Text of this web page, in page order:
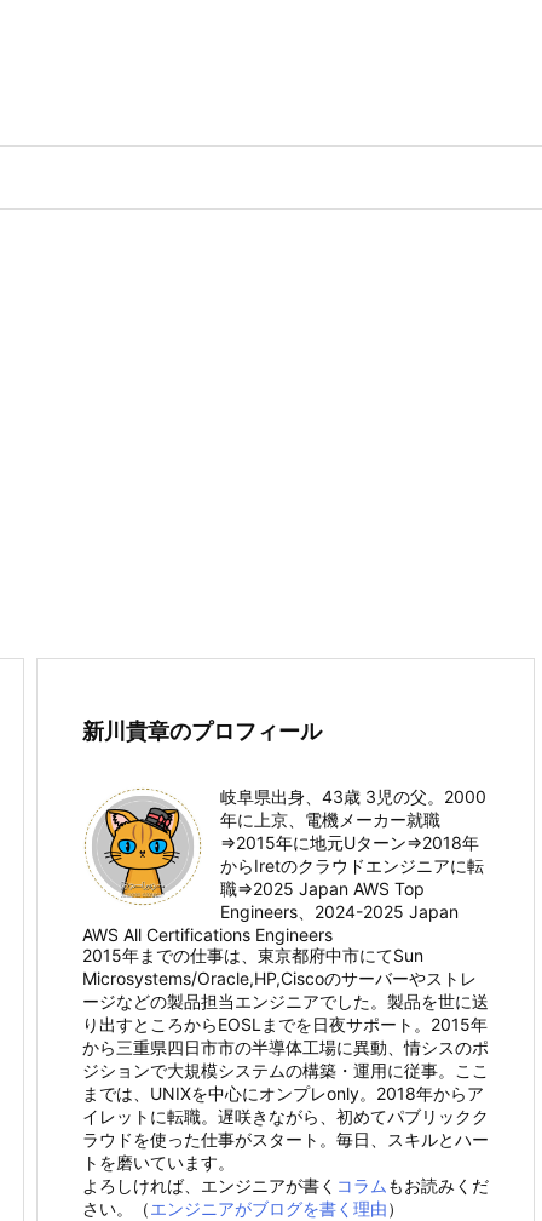
新川貴章のプロフィール
岐阜県出身、43歳 3児の父。2000
年に上京、電機メーカー就職
⇒2015年に地元Uターン⇒2018年
からIretのクラウドエンジニアに転
職⇒2025 Japan AWS Top
Engineers、2024-2025 Japan
AWS All Certifications Engineers
2015年までの仕事は、東京都府中市にてSun
Microsystems/Oracle,HP,Ciscoのサーバーやストレ
ージなどの製品担当エンジニアでした。製品を世に送
り出すところからEOSLまでを日夜サポート。2015年
から三重県四日市市の半導体工場に異動、情シスのポ
ジションで大規模システムの構築・運用に従事。ここ
までは、UNIXを中心にオンプレonly。2018年からア
イレットに転職。遅咲きながら、初めてパブリックク
ラウドを使った仕事がスタート。毎日、スキルとハー
トを磨いています。
よろしければ、エンジニアが書く コラム もお読みくだ
さい。（エンジニアがブログを書く理由）